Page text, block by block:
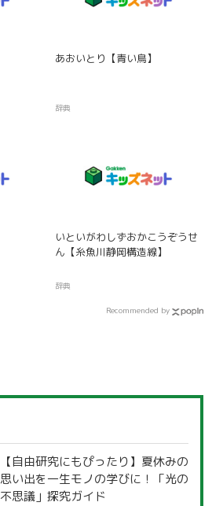
あおいとり【青い鳥】
辞典
いといがわしずおかこうぞうせ
ん【糸魚川静岡構造線】
辞典
Recommended by
【自由研究にもぴったり】夏休みの
思い出を一生モノの学びに！「光の
不思議」探究ガイド